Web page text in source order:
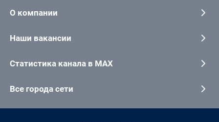
О компании
Наши вакансии
Статистика канала в MAX
Все города сети